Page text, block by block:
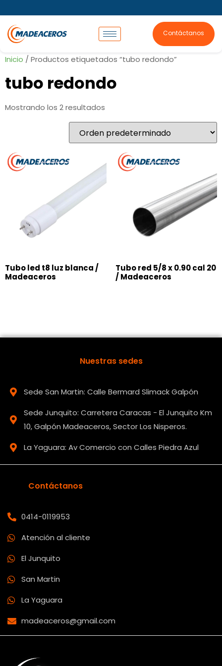
Contáctanos
Inicio / Productos etiquetados “tubo redondo”
tubo redondo
Mostrando los 2 resultados
Tubo led t8 luz blanca /
Madeaceros
Tubo red 5/8 x 0.90 cal 20
/ Madeaceros
Contáctanos
0414-0119953
Atención al cliente
El Junquito
San Martin
La Yaguara
madeaceros@gmail.com
Nuestras sedes
Sede San Martin: Calle Bermard Slimack Galpón
Sede Junquito: Carretera Caracas - El Junquito Km
10, Galpón Madeaceros, Sector Los Nisperos.
La Yaguara: Av Comercio con Calles Piedra Azul